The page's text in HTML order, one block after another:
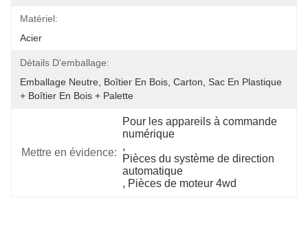
Matériel:
Acier
Détails D'emballage:
Emballage Neutre, Boîtier En Bois, Carton, Sac En Plastique
+ Boîtier En Bois + Palette
Mettre en évidence:
Pour les appareils à commande
numérique
,
Pièces du système de direction
automatique
, Pièces de moteur 4wd